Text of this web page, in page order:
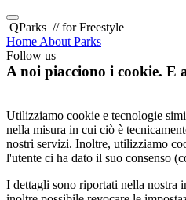
QParks // for Freestyle
Home About Parks
Follow us
A noi piacciono i cookie. E
Utilizziamo cookie e tecnologie
nella misura in cui ciò è
nostri servizi. Inoltre, utilizziamo
l'utente ci ha dato il suo consenso
I dettagli sono riportati nella nostra